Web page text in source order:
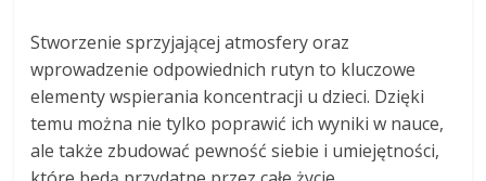
Stworzenie sprzyjającej atmosfery oraz
wprowadzenie odpowiednich rutyn to kluczowe
elementy wspierania koncentracji u dzieci. Dzięki
temu można nie tylko poprawić ich wyniki w nauce,
ale także zbudować pewność siebie i umiejętności,